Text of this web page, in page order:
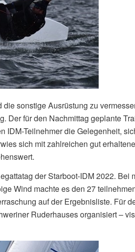
sonstige Ausrüstung zu
Der für den Nachmittag geplante
IDM-Teilnehmer die Gelegenheit,
sich mit zahlreichen gut
der Starboot-IDM 2022. Bei
Wind machte es den 27
auf der Ergebnisliste. Für
Ruderhauses organisiert –